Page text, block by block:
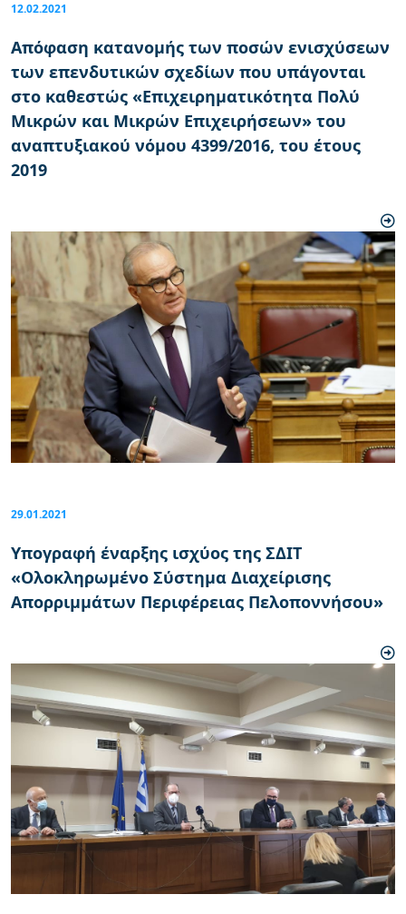
12.02.2021
Απόφαση κατανομής των ποσών ενισχύσεων
των επενδυτικών σχεδίων που υπάγονται
στο καθεστώς «Επιχειρηματικότητα Πολύ
Μικρών και Μικρών Επιχειρήσεων» του
αναπτυξιακού νόμου 4399/2016, του έτους
2019
29.01.2021
Υπογραφή έναρξης ισχύος της ΣΔΙΤ
«Ολοκληρωμένο Σύστημα Διαχείρισης
Απορριμμάτων Περιφέρειας Πελοποννήσου»